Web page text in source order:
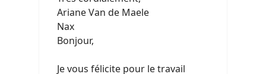
Ariane Van de Maele
Nax
Bonjour,
Je vous félicite pour le travail